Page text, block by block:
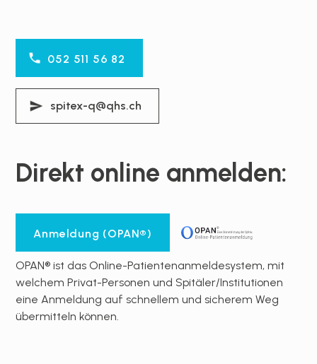
052 511 56 82
spitex-q@qhs.ch
Direkt online anmelden:
Anmeldung (OPAN®)
OPAN® ist das Online-Patientenanmeldesystem, mit
welchem Privat-Personen und Spitäler/Institutionen
eine Anmeldung auf schnellem und sicherem Weg
übermitteln können.